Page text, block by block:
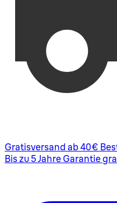
Gratisversand ab 40€
Bis zu 5 Jahre Garantie